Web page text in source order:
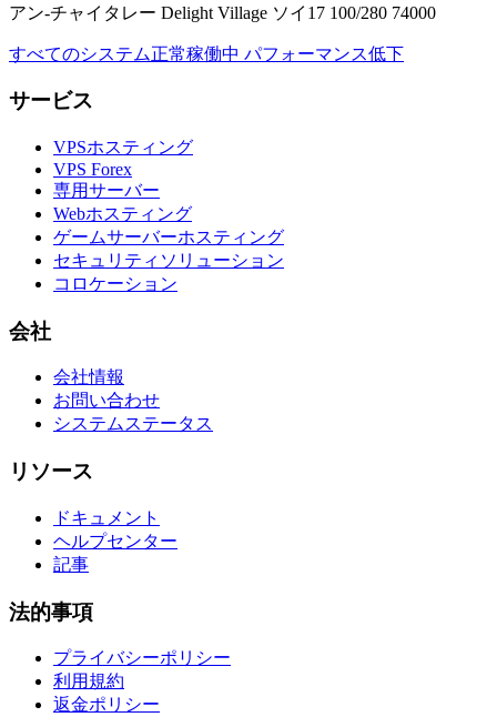
アン-チャイタレー Delight Village ソイ17 100/280 74000
すべてのシステム正常稼働中 パフォーマンス低下
サービス
VPSホスティング
VPS Forex
専用サーバー
Webホスティング
ゲームサーバーホスティング
セキュリティソリューション
コロケーション
会社
会社情報
お問い合わせ
システムステータス
リソース
ドキュメント
ヘルプセンター
記事
法的事項
プライバシーポリシー
利用規約
返金ポリシー